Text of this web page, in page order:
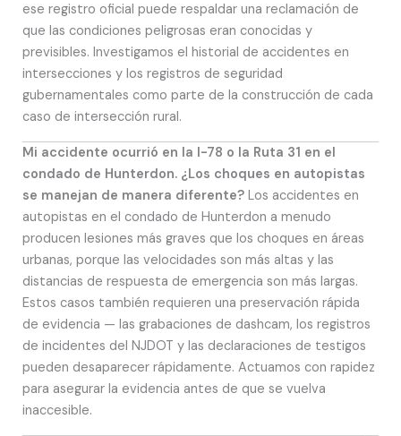
ese registro oficial puede respaldar una reclamación de
que las condiciones peligrosas eran conocidas y
previsibles. Investigamos el historial de accidentes en
intersecciones y los registros de seguridad
gubernamentales como parte de la construcción de cada
caso de intersección rural.
Mi accidente ocurrió en la I-78 o la Ruta 31 en el
condado de Hunterdon. ¿Los choques en autopistas
se manejan de manera diferente? Los accidentes en
autopistas en el condado de Hunterdon a menudo
producen lesiones más graves que los choques en áreas
urbanas, porque las velocidades son más altas y las
distancias de respuesta de emergencia son más largas.
Estos casos también requieren una preservación rápida
de evidencia — las grabaciones de dashcam, los registros
de incidentes del NJDOT y las declaraciones de testigos
pueden desaparecer rápidamente. Actuamos con rapidez
para asegurar la evidencia antes de que se vuelva
inaccesible.